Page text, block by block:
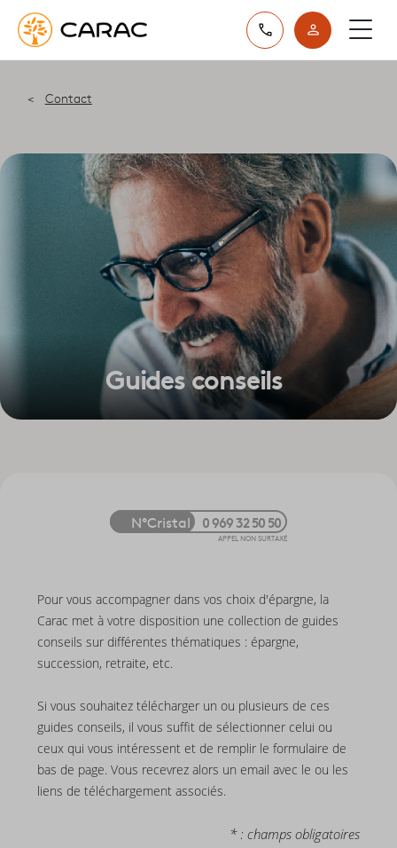
Contact
Guides conseils
N°Cristal 0 969 32 50 50
APPEL NON SURTAXÉ
Pour vous accompagner dans vos choix d'épargne, la
Carac met à votre disposition une collection de guides
conseils sur différentes thématiques : épargne,
succession, retraite, etc.
Si vous souhaitez télécharger un ou plusieurs de ces
guides conseils, il vous suffit de sélectionner celui ou
ceux qui vous intéressent et de remplir le formulaire de
bas de page. Vous recevrez alors un email avec le ou les
liens de téléchargement associés.
* : champs obligatoires
Paramétrer vos préférences sur les cookies